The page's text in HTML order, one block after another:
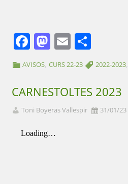
Facebook
Mastodon
Email
AVISOS,CURS 22-23 2022-2023,
CARNESTOLTES 2023
Toni Boyeras Vallespir 31/01/23